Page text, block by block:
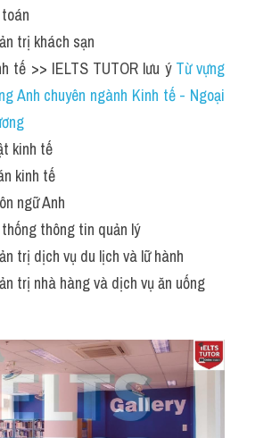
trị khách sạn
tế >> IELTS TUTOR lưu ý Từ vựng
Anh chuyên ngành Kinh tế - Ngoại
kinh tế
kinh tế
ngữ Anh
thông tin quản lý
trị dịch vụ du lịch và lữ hành
trị nhà hàng và dịch vụ ăn uống